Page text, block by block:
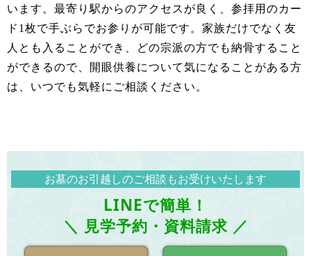
います。最寄り駅からのアクセスが良く、参拝用のカー
ド1枚で手ぶらでお参りが可能です。家族だけでなく友
人とも入ることができ、どの宗派の方でも納骨すること
ができるので、開眼供養について気になることがある方
は、いつでも気軽にご相談ください。
お墓のお引越しのご相談もお受けいたします
LINEで簡単！
＼ 見学予約・資料請求 ／